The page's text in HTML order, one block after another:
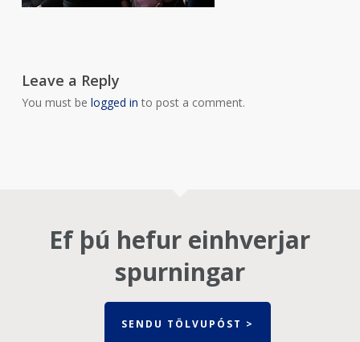
Leave a Reply
You must be logged in to post a comment.
Ef þú hefur einhverjar
spurningar
SENDU TÖLVUPÓST >